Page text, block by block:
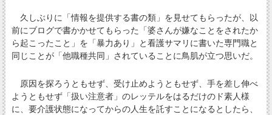
久しぶりに「情報を提供する書の類」を見せてもらったが、以
前にブログで書かかせてもらった「婆さんが嫌なことをされたか
ら起こったこと」を「暴力あり」と看護サマリに書いた専門職と
同じことが「他職種共同」されていることに鳥肌が立つ思いだ。
原因を探ろうともせず、受け止めようともせず、手を差し伸べ
ようともせず「扱い注意者」のレッテルをはるだけのド素人様
に、要介護状態になってからの人生を託すことになるとしたら、